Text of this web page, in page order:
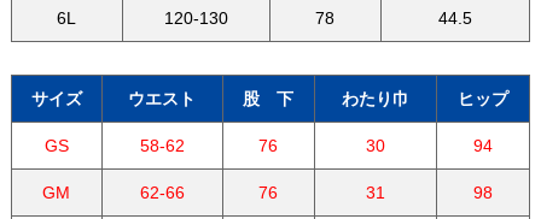
6L 120-130 78 44.5
サイズ ウエスト 股 下 わたり巾 ヒップ
GS 58-62 76 30 94
GM 62-66 76 31 98